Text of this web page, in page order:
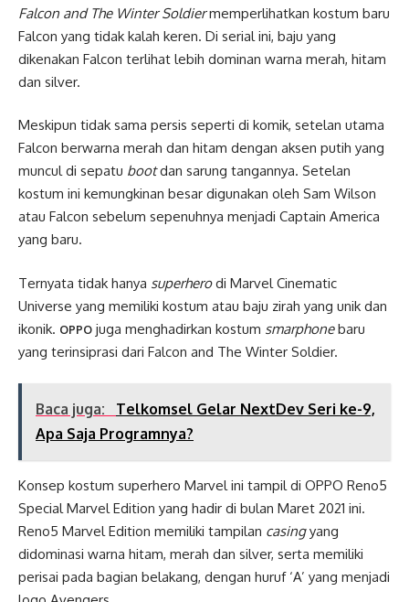
Falcon and The Winter Soldiermemperlihatkan kostum baru
Falcon yang tidak kalah keren. Di serial ini, baju yang
dikenakan Falcon terlihat lebih dominan warna merah, hitam
dan silver.
Meskipun tidak sama persis seperti di komik, setelan utama
Falcon berwarna merah dan hitam dengan aksen putih yang
muncul di sepatu bootdan sarung tangannya. Setelan
kostum ini kemungkinan besar digunakan oleh Sam Wilson
atau Falcon sebelum sepenuhnya menjadi Captain America
yang baru.
Ternyata tidak hanya superherodi Marvel Cinematic
Universe yang memiliki kostum atau baju zirah yang unik dan
ikonik. OPPO juga menghadirkan kostum smarphonebaru
yang terinsiprasi dari Falcon and The Winter Soldier.
Baca juga:
Telkomsel Gelar NextDev Seri ke-9,
Apa Saja Programnya?
Konsep kostum superhero Marvel ini tampil di OPPO Reno5
Special Marvel Edition yang hadir di bulan Maret 2021 ini.
Reno5 Marvel Edition memiliki tampilan casingyang
didominasi warna hitam, merah dan silver, serta memiliki
perisai pada bagian belakang, dengan huruf ‘A’ yang menjadi